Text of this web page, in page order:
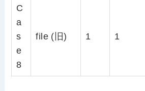
C
a
s
e
8
file (旧) 1 1